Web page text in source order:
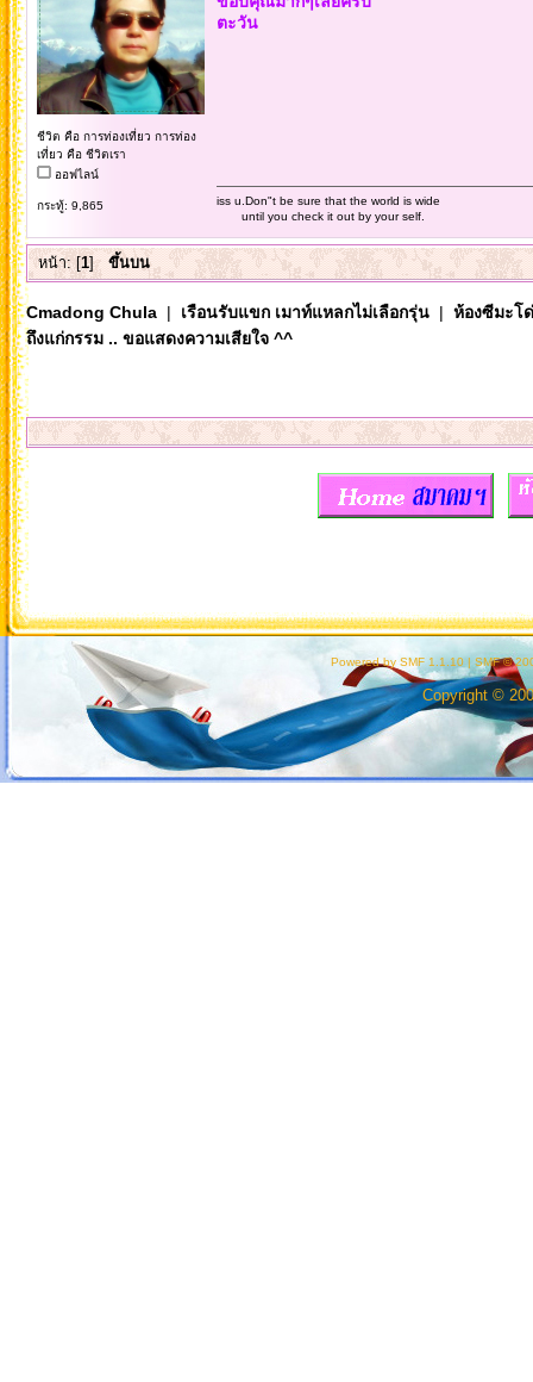
ชีวิต คือ การท่องเที่ยว การท่อง
เที่ยว คือ ชีวิตเรา
ออฟไลน์
กระทู้: 9,865
ตะวัน
iss u.Don"t be sure that the world is wide
until you check it out by your self.
หน้า: [1] ขึ้นบน
Cmadong Chula| เรือนรับแขก เมาท์แหลกไม่เลือกรุ่น| ห้องซีมะโ
ถึงแก่กรรม .. ขอแสดงความเสียใจ ^^
Powered by SMF 1.1.10 | SMF ©
Copyright ©